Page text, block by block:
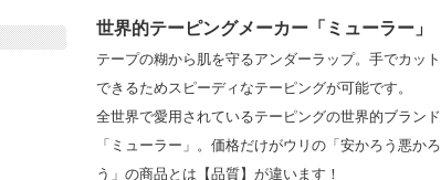
世界的テーピングメーカー「ミューラー」
テープの糊から肌を守るアンダーラップ。手でカット
できるためスピーディなテーピングが可能です。
全世界で愛用されているテーピングの世界的ブランド
「ミューラー」。価格だけがウリの「安かろう悪かろ
う」の商品とは【品質】が違います！